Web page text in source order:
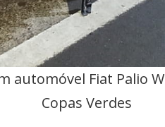
automóvel Fiat Palio
Copas Verdes